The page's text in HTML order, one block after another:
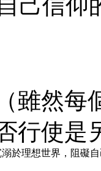
己信仰
雖然每
行使是
於理想世界，阻礙